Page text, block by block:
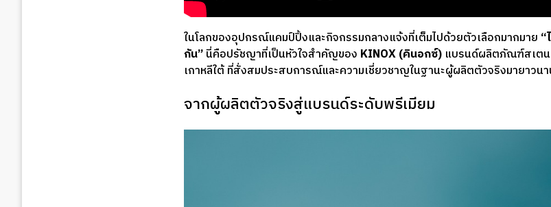
ในโลกของอุปกรณ์แคมป์ปิ้งและกิจกรรมกลางแจ้งที่เต็มไปด้วยตัวเลือกมากมาย
กัน”นี่คือปรัชญาที่เป็นหัวใจสำคัญของ KINOX (คินอกซ์) แบรนด์ผลิตภัณฑ์สเตน
เกาหลีใต้ ที่สั่งสมประสบการณ์และความเชี่ยวชาญในฐานะผู้ผลิตตัวจริงมายาวน
จากผู้ผลิตตัวจริงสู่แบรนด์ระดับพรีเมียม